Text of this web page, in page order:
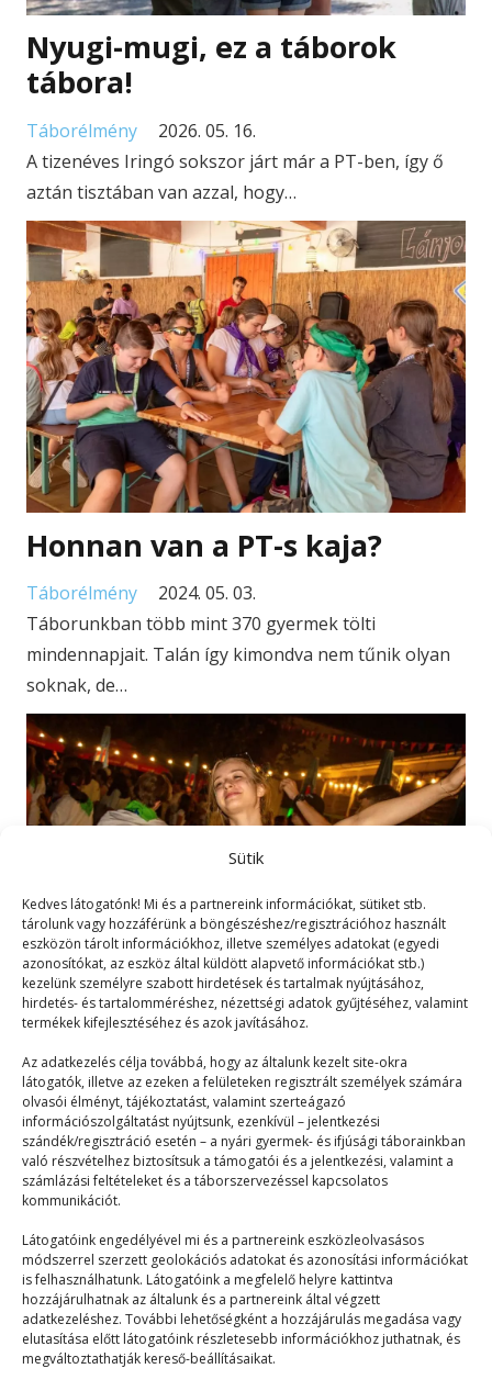
Sütik
Kedves látogatónk! Mi és a partnereink információkat, sütiket stb.
tárolunk vagy hozzáférünk a böngészéshez/regisztrációhoz használt
eszközön tárolt információkhoz, illetve személyes adatokat (egyedi
azonosítókat, az eszköz által küldött alapvető információkat stb.)
kezelünk személyre szabott hirdetések és tartalmak nyújtásához,
hirdetés- és tartalomméréshez, nézettségi adatok gyűjtéséhez, valamint
termékek kifejlesztéséhez és azok javításához.
Az adatkezelés célja továbbá, hogy az általunk kezelt site-okra
látogatók, illetve az ezeken a felületeken regisztrált személyek számára
olvasói élményt, tájékoztatást, valamint szerteágazó
információszolgáltatást nyújtsunk, ezenkívül – jelentkezési
szándék/regisztráció esetén – a nyári gyermek- és ifjúsági táborainkban
való részvételhez biztosítsuk a támogatói és a jelentkezési, valamint a
számlázási feltételeket és a táborszervezéssel kapcsolatos
kommunikációt.
Látogatóink engedélyével mi és a partnereink eszközleolvasásos
módszerrel szerzett geolokációs adatokat és azonosítási információkat
is felhasználhatunk. Látogatóink a megfelelő helyre kattintva
hozzájárulhatnak az általunk és a partnereink által végzett
adatkezeléshez. További lehetőségként a hozzájárulás megadása vagy
elutasítása előtt látogatóink részletesebb információkhoz juthatnak, és
megváltoztathatják kereső-beállításaikat.
Nyugi-mugi, ez a táborok
tábora!
Táborélmény
2026. 05. 16.
A tizenéves Iringó sokszor járt már a PT-ben, így ő
aztán tisztában van azzal, hogy…
Honnan van a PT-s kaja?
Táborélmény
2024. 05. 03.
Táborunkban több mint 370 gyermek tölti
mindennapjait. Talán így kimondva nem tűnik olyan
soknak, de…
Koboldok a városban!
Táborélmény
2024. 08. 02.
Mutáns koboldok szállták meg a tábort! Az esti
programunk címe: Koboldok városkája. A tábortánc
eljárása…
© 2023–2026